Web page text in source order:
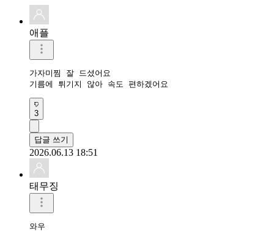
애플
가자미찜 잘 드셨어요
기름에 튀기지 않아 속도 편하겠어요
3
답글 쓰기
2026.06.13 18:51
태무징
와우